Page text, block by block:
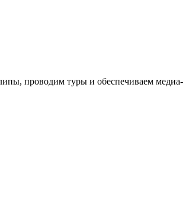
проводим туры и обеспечиваем медиа-